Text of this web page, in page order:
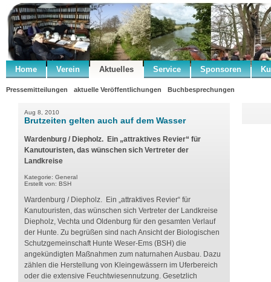
Home Verein Aktuelles Service Sponsoren
Pressemitteilungen aktuelle Veröffentlichungen Buchbesprechungen
Aug 8, 2010
Brutzeiten gelten auch auf dem Wasser
Wardenburg / Diepholz. Ein „attraktives Revier“ für
Kanutouristen, das wünschen sich Vertreter der
Landkreise
Kategorie: General
Erstellt von: BSH
Wardenburg / Diepholz. Ein „attraktives Revier“ für
Kanutouristen, das wünschen sich Vertreter der Landkreise
Diepholz, Vechta und Oldenburg für den gesamten Verlauf
der Hunte. Zu begrüßen sind nach Ansicht der Biologischen
Schutzgemeinschaft Hunte Weser-Ems (BSH) die
angekündigten Maßnahmen zum naturnahen Ausbau. Dazu
zählen die Herstellung von Kleingewässern im Uferbereich
oder die extensive Feuchtwiesennutzung. Gesetzlich